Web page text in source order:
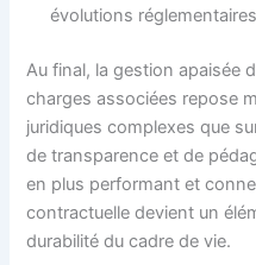
évolutions
Au final, la gestion apaisée
charges associées repose
juridiques complexes que
de transparence et de
en plus performant et
contractuelle devient un
durabilité du cadre de vie.